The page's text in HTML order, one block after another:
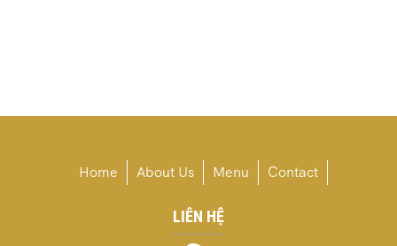
Home About Us Menu Contact
LIÊN HỆ